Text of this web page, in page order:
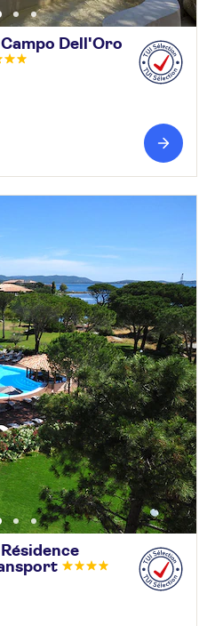
Dell'Oro